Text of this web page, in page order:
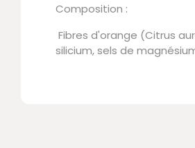
Composition :
Fibres d'orange (Citrus
silicium, sels de